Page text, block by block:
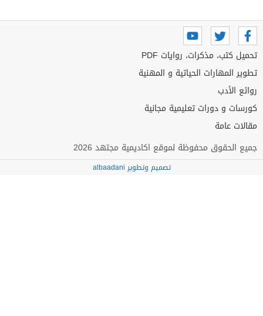
تحميل كتب، مذكرات، روايات PDF
تطوير المهارات الحياتية و المهنية
روائع الأدب
كورسات و دورات تعليمية مجانية
مقالات عامة
جميع الحقوق محفوظة لموقع اكاديمية مجتهد 2026
تصميم وتطوير albaadani